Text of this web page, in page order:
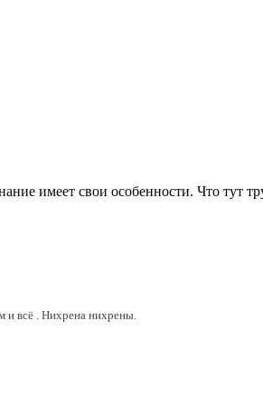
имеет свои особенности. Что тут
и всё . Нихрена нихрены.